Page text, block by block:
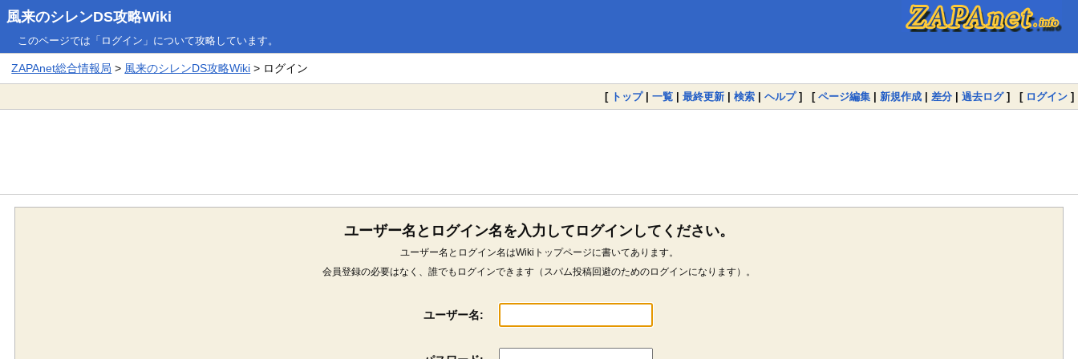
風来のシレンDS攻略Wiki
このページでは「ログイン」について攻略しています。
ZAPAnet総合情報局 > 風来のシレンDS攻略Wiki > ログイン
[ トップ| 一覧 | 最終更新 | 検索 | ヘルプ] [ ページ編集 | 新規作成 | 差分 | 過去ログ] [ ログイン ]
ユーザー名とログイン名を入力してログインしてください。
ユーザー名とログイン名はWikiトップページに書いてあります。
会員登録の必要はなく、誰でもログインできます（スパム投稿回避のためのログインになります）。
ユーザー名: